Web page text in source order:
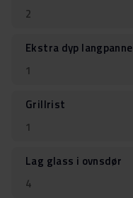
2
Ekstra dyp langpanne
1
Grillrist
1
Lag glass i ovnsdør
4